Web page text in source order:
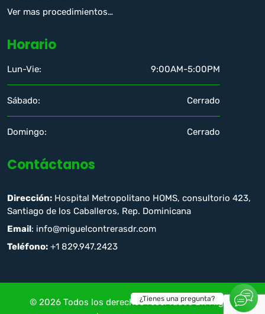
Ver mas procedimientos…
Horario
Lun-Vie: 9:00AM-5:00PM
Sábado: Cerrado
Domingo: Cerrado
Contáctanos
Dirección: Hospital Metropolitano HOMS, consultorio 423,
Santiago de los Caballeros, Rep. Dominicana
Email: info@miguelcontrerasdr.com
Teléfono: +1 829.947.2423
© 2026 Todos los derechos reservados Dr. Miguel
¿Tienes una pregunta?